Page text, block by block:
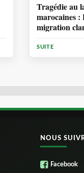
Tragédie au
marocaines :
migration
SUITE
NOUS
Facebook